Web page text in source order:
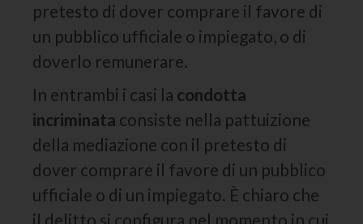
pretesto di dover comprare il favore di
un pubblico ufficiale o impiegato, o di
doverlo remunerare.
In entrambi i casi la condotta
incriminata consiste nella pattuizione
della mediazione con il pretesto di
dover comprare il favore di un pubblico
ufficiale o di un impiegato. È chiaro che
il delitto si configura nel momento in cui